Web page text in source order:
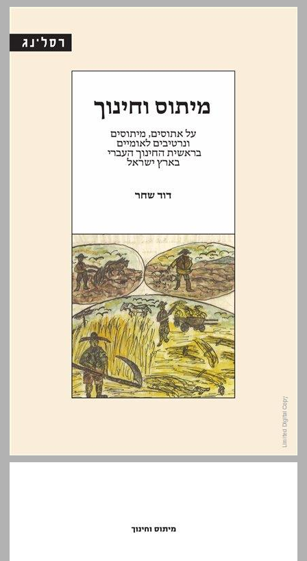
מיתוס וחינוך: על אתוסים, מיתוסים ונרטיבים לאומיים בראשית החינוך העברי בארץ ישראל ... 0